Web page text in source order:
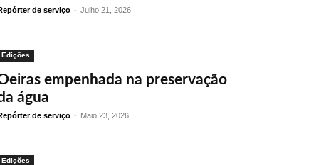
de serviço - Julho 21, 2026
Edições
empenhada na preservação
água
de serviço - Maio 23, 2026
Edições